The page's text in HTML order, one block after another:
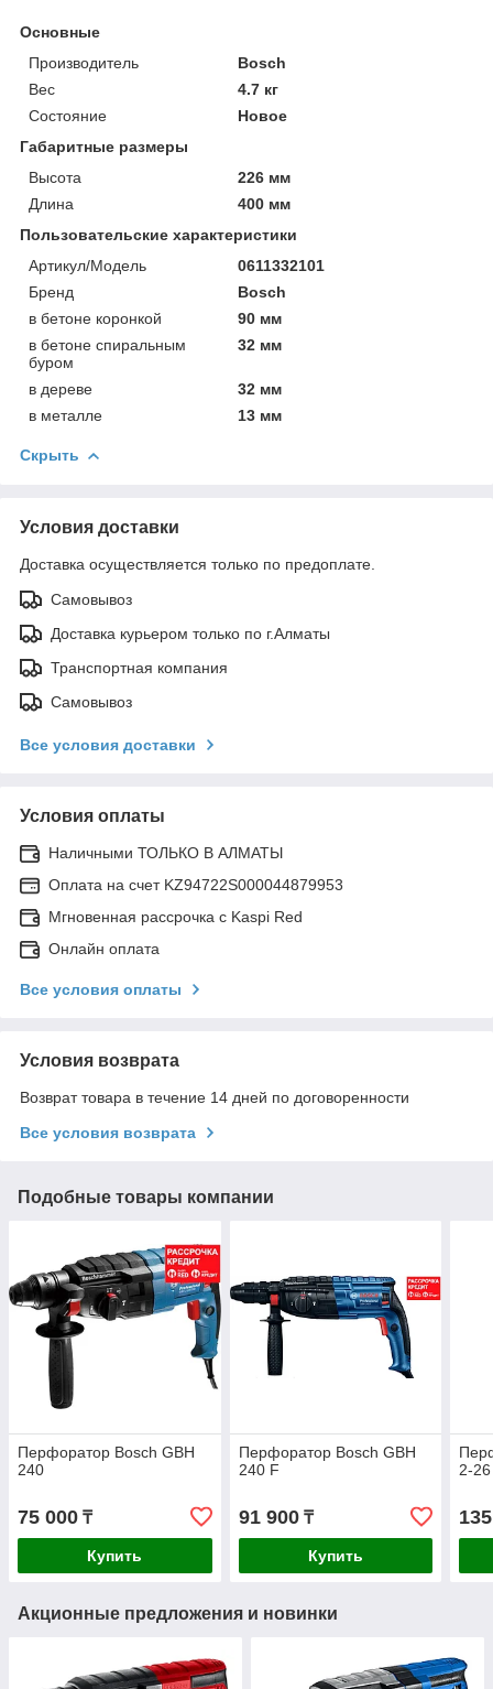
Основные
Производитель
Bosch
Вес
4.7 кг
Состояние
Новое
Габаритные размеры
Высота
226 мм
Длина
400 мм
Пользовательские характеристики
Артикул/Модель
0611332101
Бренд
Bosch
в бетоне коронкой
90 мм
в бетоне спиральным
буром
32 мм
в дереве
32 мм
в металле
13 мм
Скрыть
Условия доставки
Доставка осуществляется только по предоплате.
Самовывоз
Доставка курьером только по г.Алматы
Транспортная компания
Самовывоз
Все условия доставки
Условия оплаты
Наличными ТОЛЬКО В АЛМАТЫ
Оплата на счет KZ94722S000044879953
Мгновенная рассрочка с Kaspi Red
Онлайн оплата
Все условия оплаты
Условия возврата
Возврат товара в течение 14 дней по договоренности
Все условия возврата
Подобные товары компании
Перфоратор Bosch GBH
240
75 000 ₸
Купить
Перфоратор Bosch GBH
240 F
91 900₸
Купить
2-
Акционные предложения и новинки